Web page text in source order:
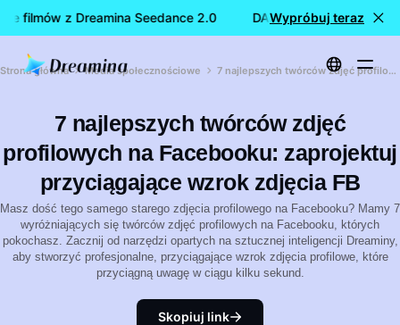
filmów z Dreamina Seedance 2.0 DARMOWE tworzenie
Wypróbuj teraz
Strona główna Media społecznościowe 7 najlepszych twórców zdjęć profilowych na Facebooku: zaprojektuj przyciągające wzrok zdjęcia FB
7 najlepszych twórców zdjęć
profilowych na Facebooku: zaprojektuj
przyciągające wzrok zdjęcia FB
Masz dość tego samego starego zdjęcia profilowego na Facebooku? Mamy 7
wyróżniających się twórców zdjęć profilowych na Facebooku, których
pokochasz. Zacznij od narzędzi opartych na sztucznej inteligencji Dreaminy,
aby stworzyć profesjonalne, przyciągające wzrok zdjęcia profilowe, które
przyciągną uwagę w ciągu kilku sekund.
Skopiuj link